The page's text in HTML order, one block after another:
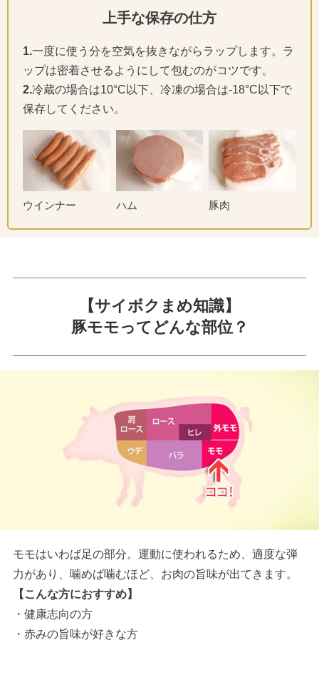
上手な保存の仕方
1.一度に使う分を空気を抜きながらラップします。ラ
ップは密着させるようにして包むのがコツです。
2.冷蔵の場合は10°C以下、冷凍の場合は-18°C以下で
保存してください。
ウインナー ハム 豚肉
【サイボクまめ知識】
豚モモってどんな部位？
モモはいわば足の部分。運動に使われるため、適度な弾
力があり、噛めば噛むほど、お肉の旨味が出てきます。
【こんな方におすすめ】
・健康志向の方
・赤みの旨味が好きな方